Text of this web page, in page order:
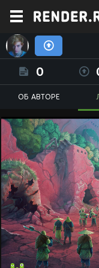
Александр
0
ОБ АВТОРЕ